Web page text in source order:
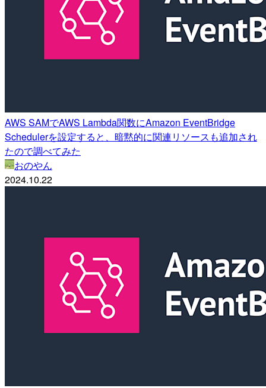
AWS SAMでAWS Lambda関数にAmazon EventBridge
Schedulerを設定すると、暗黙的に関連リソースも追加され
たので調べてみた
おのやん
2024.10.22